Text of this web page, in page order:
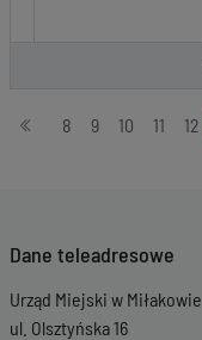
Stronicowanie
8 9 10 11 12
Dane teleadresowe
Urząd Miejski w Miłakowie
ul. Olsztyńska 16